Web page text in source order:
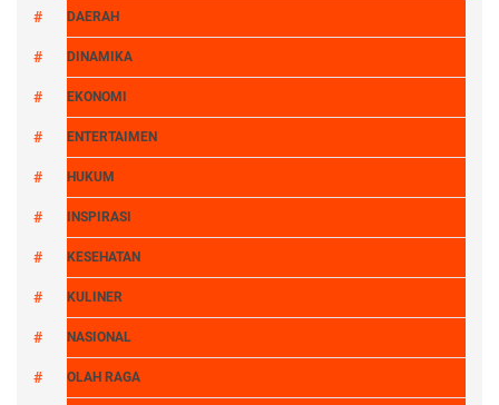
DAERAH
DINAMIKA
EKONOMI
ENTERTAIMEN
HUKUM
INSPIRASI
KESEHATAN
KULINER
NASIONAL
OLAH RAGA